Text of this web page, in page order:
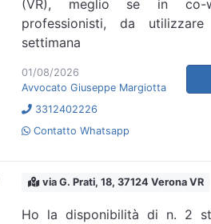
(VR), meglio se in co-
professionisti, da
settimana
01/08/2026
Avvocato Giuseppe Margiotta
3312402226
Contatto Whatsapp
via G. Prati, 18, 37124 Verona VR
Ho la disponibilità di n. 2